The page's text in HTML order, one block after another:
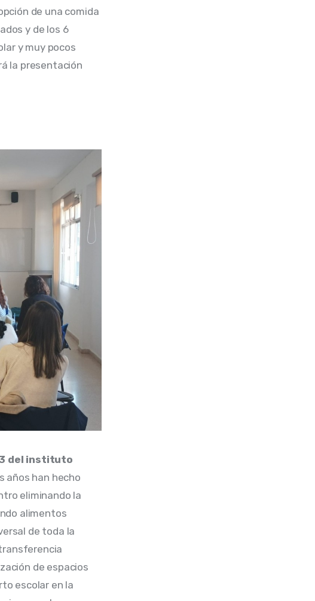
de una comida
y de los 6
y muy pocos
la presentación
del instituto
años han hecho
eliminando la
alimentos
de toda la
de espacios
escolar en la